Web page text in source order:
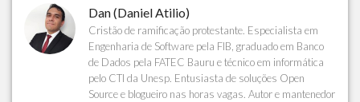
Dan (Daniel Atilio)
Cristão de ramificação protestante. Especialista em
Engenharia de Software pela FIB, graduado em Banco
de Dados pela FATEC Bauru e técnico em informática
pelo CTI da Unesp. Entusiasta de soluções Open
Source e blogueiro nas horas vagas. Autor e mantenedor